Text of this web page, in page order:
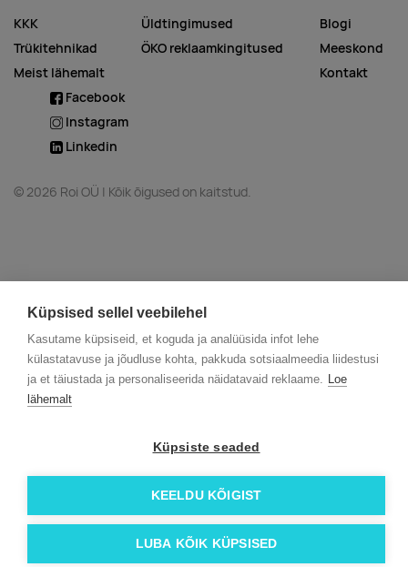
Küpsised sellel veebilehel
Kasutame küpsiseid, et koguda ja analüüsida infot lehe
külastatavuse ja jõudluse kohta, pakkuda sotsiaalmeedia liidestusi
ja et täiustada ja personaliseerida näidatavaid reklaame. Loe
lähemalt
Küpsiste seaded
KEELDU KÕIGIST
LUBA KÕIK KÜPSISED
KKK
Trükitehnikad
Meist lähemalt
Üldtingimused
ÖKO reklaamkingitused
Blogi
Meeskond
Kontakt
Facebook
Instagram
Linkedin
© 2026 Roi OÜ | Kõik õigused on kaitstud.